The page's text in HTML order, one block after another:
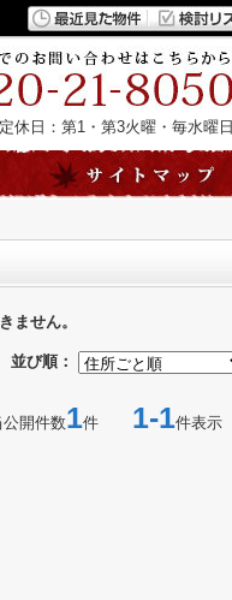
定休日：第1・第3火曜・毎水曜日
ません。
並び順：
公開件数1件 1-1件表示